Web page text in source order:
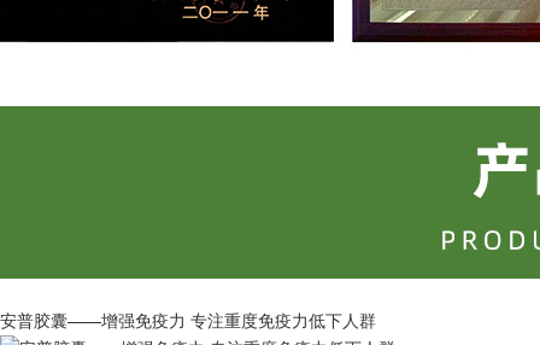
安普胶囊——增强免疫力 专注重度免疫力低下人群